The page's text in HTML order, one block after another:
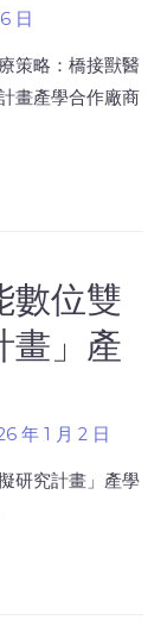
日
策略：橋接獸醫
畫產學合作廠商
數位雙
畫」產
年 1 月 2 日
研究計畫」產學